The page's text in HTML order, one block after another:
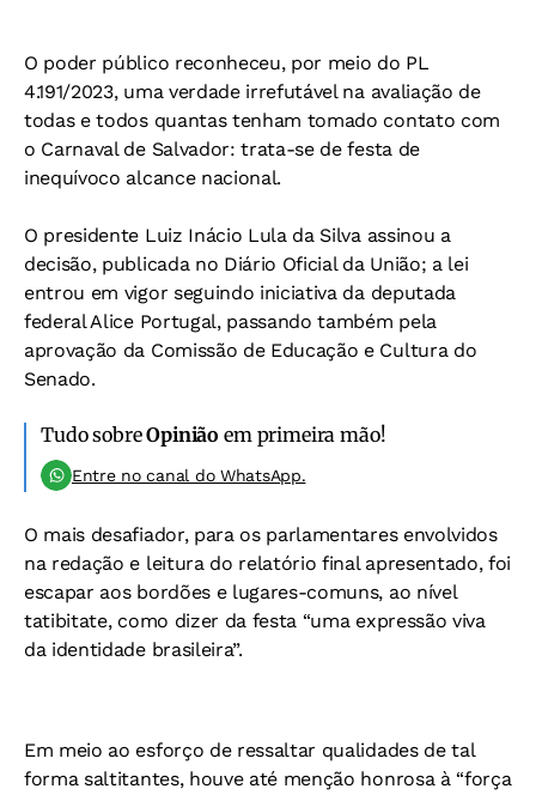
O poder público reconheceu, por meio do PL
4.191/2023, uma verdade irrefutável na avaliação de
todas e todos quantas tenham tomado contato com
o Carnaval de Salvador: trata-se de festa de
inequívoco alcance nacional.
O presidente Luiz Inácio Lula da Silva assinou a
decisão, publicada no Diário Oficial da União; a lei
entrou em vigor seguindo iniciativa da deputada
federal Alice Portugal, passando também pela
aprovação da Comissão de Educação e Cultura do
Senado.
Tudo sobreOpinião em primeira mão!
Entre no canal do WhatsApp.
O mais desafiador, para os parlamentares envolvidos
na redação e leitura do relatório final apresentado, foi
escapar aos bordões e lugares-comuns, ao nível
tatibitate, como dizer da festa “uma expressão viva
da identidade brasileira”.
Em meio ao esforço de ressaltar qualidades de tal
forma saltitantes, houve até menção honrosa à “força